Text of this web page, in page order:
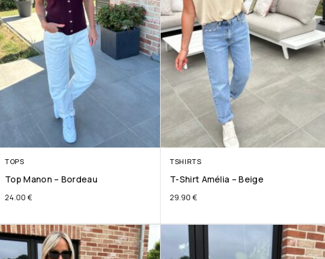
TOPS
Top Manon – Bordeau
24.00 €
TSHIRTS
T-Shirt Amélia – Beige
29.90 €